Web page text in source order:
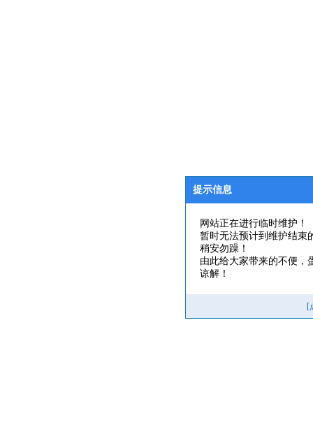
提示信息
网站正在进行临时维护！
暂时无法预计到维护结束
稍安勿躁！
由此给大家带来的不便，
谅解！
[